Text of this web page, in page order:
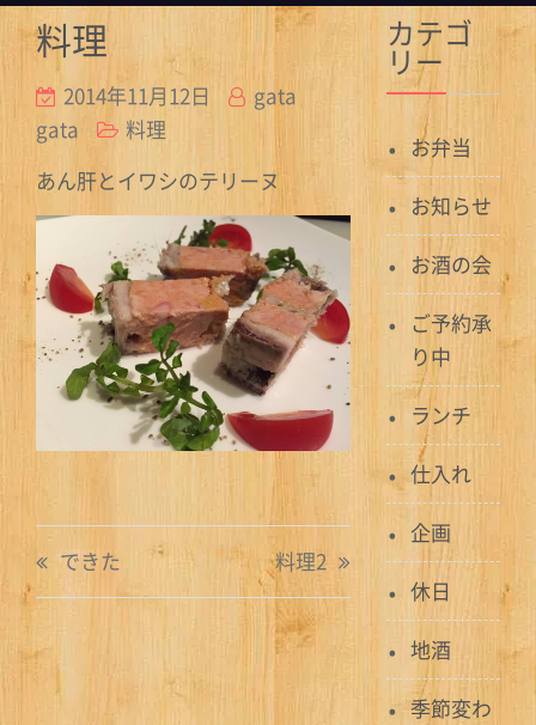
料理
2014年11月12日
gata
gata
料理
あん肝とイワシのテリーヌ
投
稿
ナ
ビ
できた 料理2
カテゴ
リー
お弁当
お知らせ
お酒の会
ご予約承
り中
ランチ
仕入れ
企画
休日
地酒
季節変わ